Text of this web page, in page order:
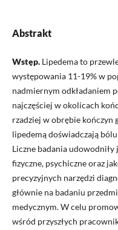
Abstrakt
Wstęp. Lipedema to
występowania 11-19% w
nadmiernym odkładaniem
najczęściej w okolicach
rzadziej w obrębie kończyn
lipedemą doświadczają
Liczne badania
fizyczne, psychiczne oraz
precyzyjnych narzędzi
głównie na badaniu
medycznym. W celu
wśród przyszłych